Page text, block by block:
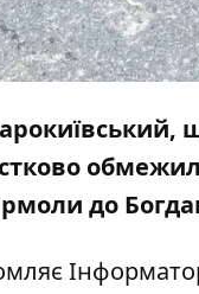
до